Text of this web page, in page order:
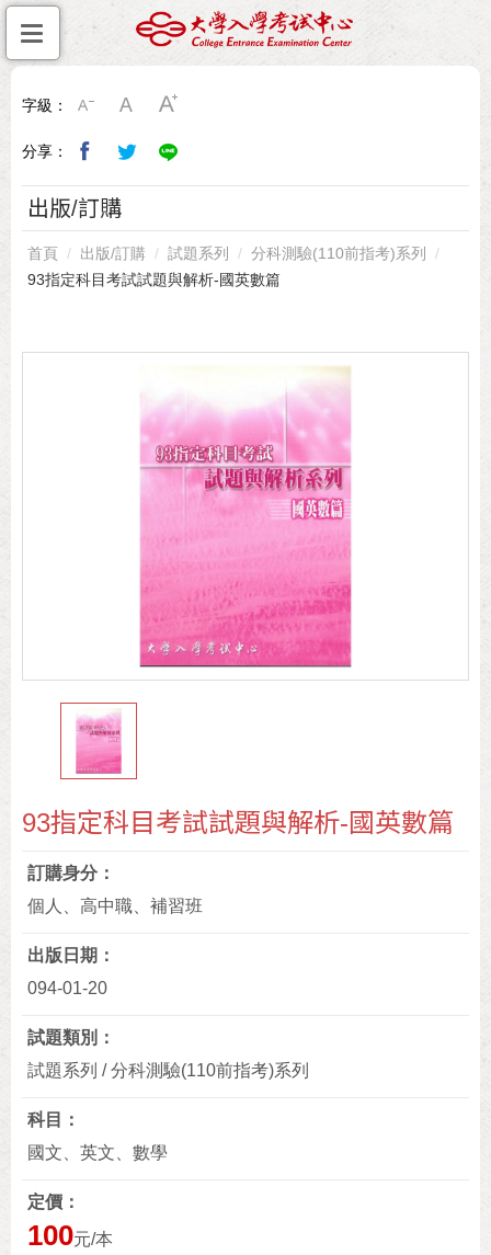
字級：
分享：
出版/訂購
首頁 出版/訂購 試題系列
分科測驗(110前指考)系列
93指定科目考試試題與解析-國英數篇
93指定科目考試試題與解析-國英數篇
訂購身分
個人、高中職、補習班
出版日期
094-01-20
試題類別
試題系列 / 分科測驗(110前指考)系列
科目
國文、英文、數學
定價
100元/本